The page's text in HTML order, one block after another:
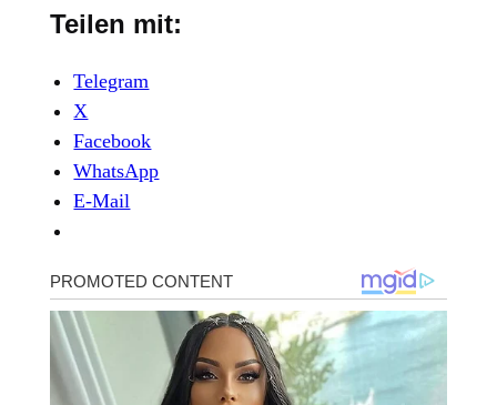
Teilen mit:
Telegram
X
Facebook
WhatsApp
E-Mail